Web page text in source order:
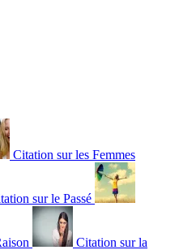
Citation sur les Femmes
sur le Passé
Citation sur la